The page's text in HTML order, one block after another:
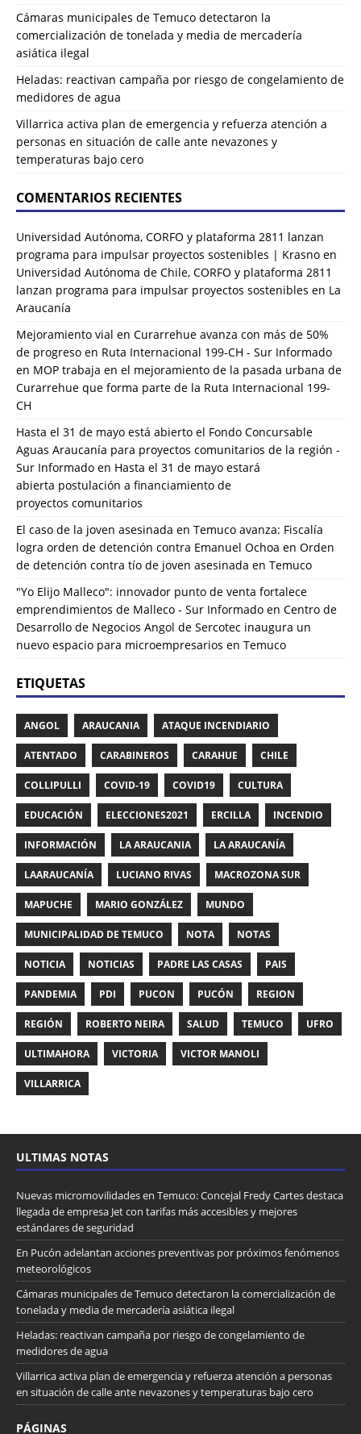
Cámaras municipales de Temuco detectaron la
comercialización de tonelada y media de mercadería
asiática ilegal
Heladas: reactivan campaña por riesgo de congelamiento de
medidores de agua
Villarrica activa plan de emergencia y refuerza atención a
personas en situación de calle ante nevazones y
temperaturas bajo cero
COMENTARIOS RECIENTES
Universidad Autónoma, CORFO y plataforma 2811 lanzan
programa para impulsar proyectos sostenibles | Krasno en
Universidad Autónoma de Chile, CORFO y plataforma 2811
lanzan programa para impulsar proyectos sostenibles en La
Araucanía
Mejoramiento vial en Curarrehue avanza con más de 50%
de progreso en Ruta Internacional 199-CH - Sur Informado
en MOP trabaja en el mejoramiento de la pasada urbana de
Curarrehue que forma parte de la Ruta Internacional 199-
CH
Hasta el 31 de mayo está abierto el Fondo Concursable
Aguas Araucanía para proyectos comunitarios de la región -
Sur Informado en Hasta el 31 de mayo estará
abierta postulación a financiamiento de
proyectos comunitarios
El caso de la joven asesinada en Temuco avanza: Fiscalía
logra orden de detención contra Emanuel Ochoa en Orden
de detención contra tío de joven asesinada en Temuco
"Yo Elijo Malleco": innovador punto de venta fortalece
emprendimientos de Malleco - Sur Informado en Centro de
Desarrollo de Negocios Angol de Sercotec inaugura un
nuevo espacio para microempresarios en Temuco
ETIQUETAS
ANGOL ARAUCANIA ATAQUE INCENDIARIO
ATENTADO CARABINEROS CARAHUE CHILE
COLLIPULLI COVID-19 COVID19 CULTURA
EDUCACIÓN ELECCIONES2021 ERCILLA INCENDIO
INFORMACIÓN LA ARAUCANIA LA ARAUCANÍA
LAARAUCANÍA LUCIANO RIVAS MACROZONA SUR
MAPUCHE MARIO GONZÁLEZ MUNDO
MUNICIPALIDAD DE TEMUCO NOTA NOTAS
NOTICIA NOTICIAS PADRE LAS CASAS PAIS
PANDEMIA PDI PUCON PUCÓN REGION
REGIÓN ROBERTO NEIRA SALUD TEMUCO UFRO
ULTIMAHORA VICTORIA VICTOR MANOLI
VILLARRICA
ULTIMAS NOTAS
Nuevas micromovilidades en Temuco: Concejal Fredy Cartes destaca
llegada de empresa Jet con tarifas más accesibles y mejores
estándares de seguridad
En Pucón adelantan acciones preventivas por próximos fenómenos
meteorológicos
Cámaras municipales de Temuco detectaron la comercialización de
tonelada y media de mercadería asiática ilegal
Heladas: reactivan campaña por riesgo de congelamiento de
medidores de agua
Villarrica activa plan de emergencia y refuerza atención a personas
en situación de calle ante nevazones y temperaturas bajo cero
PÁGINAS